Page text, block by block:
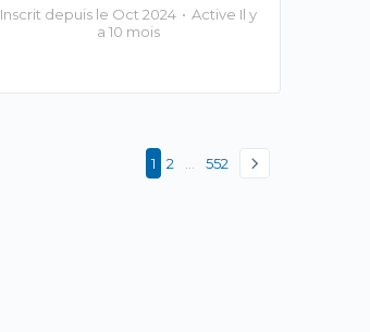
Inscrit depuis le Oct 2024 • Active Il y
a 10 mois
1 2 552